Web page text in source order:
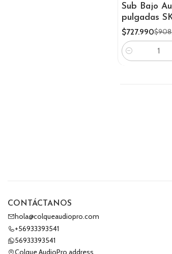
Sub Bajo
pulgadas
$727.990
Cantidad
CONTÁCTANOS
hola@colqueaudiopro.com
+56933393541
56933393541
Colque AudioPro address